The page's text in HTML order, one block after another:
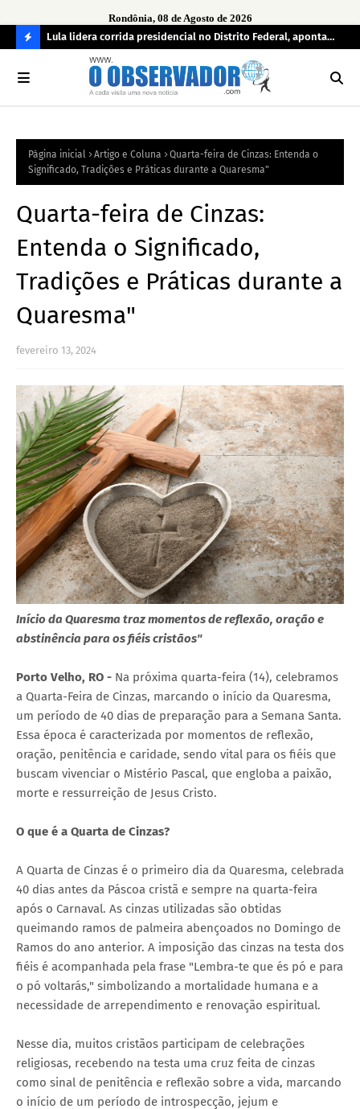
Rondônia, 08 de Agosto de 2026
O
R
Lula lidera corrida presidencial no Distrito Federal, aponta
pesquisa; Flávio Bolsonaro aparece em segundo
Página inicial Artigo e Coluna
Quarta-feira de Cinzas: Entenda o
Significado, Tradições e Práticas durante a Quaresma"
Quarta-feira de Cinzas:
Entenda o Significado,
Tradições e Práticas durante a
Quaresma"
fevereiro 13, 2024
Início da Quaresma traz momentos de reflexão, oração e
abstinência para os fiéis cristãos"
Porto Velho, RO - Na próxima quarta-feira (14), celebramos
a Quarta-Feira de Cinzas, marcando o início da Quaresma,
um período de 40 dias de preparação para a Semana Santa.
Essa época é caracterizada por momentos de reflexão,
oração, penitência e caridade, sendo vital para os fiéis que
buscam vivenciar o Mistério Pascal, que engloba a paixão,
morte e ressurreição de Jesus Cristo.
O que é a Quarta de Cinzas?
A Quarta de Cinzas é o primeiro dia da Quaresma, celebrada
40 dias antes da Páscoa cristã e sempre na quarta-feira
após o Carnaval. As cinzas utilizadas são obtidas
queimando ramos de palmeira abençoados no Domingo de
Ramos do ano anterior. A imposição das cinzas na testa dos
fiéis é acompanhada pela frase "Lembra-te que és pó e para
o pó voltarás," simbolizando a mortalidade humana e a
necessidade de arrependimento e renovação espiritual.
Nesse dia, muitos cristãos participam de celebrações
religiosas, recebendo na testa uma cruz feita de cinzas
como sinal de penitência e reflexão sobre a vida, marcando
o início de um período de introspecção, jejum e